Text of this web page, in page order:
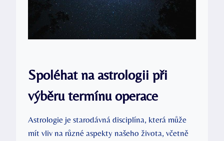
Spoléhat na astrologii při
výběru termínu operace
Astrologie je starodávná disciplína, která může
mít vliv na různé aspekty našeho života, včetně